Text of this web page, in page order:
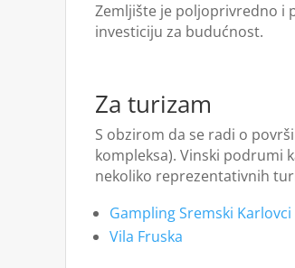
Zemljište je poljoprivredno i
investiciju za budućnost.
Za turizam
S obzirom da se radi o
kompleksa). Vinski podrumi
nekoliko reprezentativnih
Gampling Sremski Karlovci
Vila Fruska